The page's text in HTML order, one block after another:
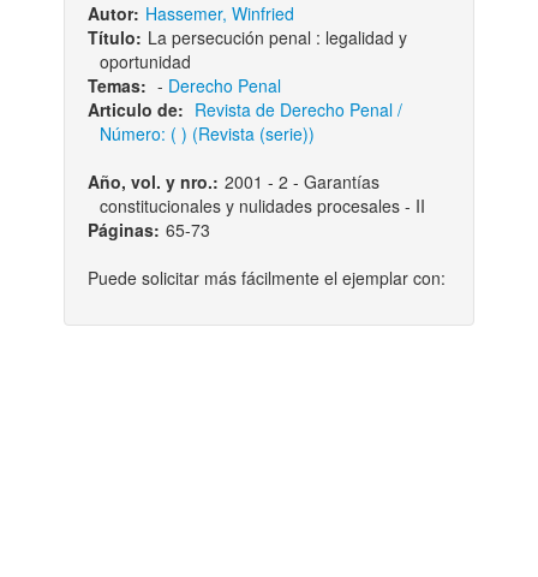
Autor: Hassemer, Winfried
Título: La persecución penal : legalidad y
oportunidad
Temas: - Derecho Penal
Articulo de: Revista de Derecho Penal /
Número: ( ) (Revista (serie))
Año, vol. y nro.: 2001 - 2 - Garantías
constitucionales y nulidades procesales - II
Páginas: 65-73
Puede solicitar más fácilmente el ejemplar con: